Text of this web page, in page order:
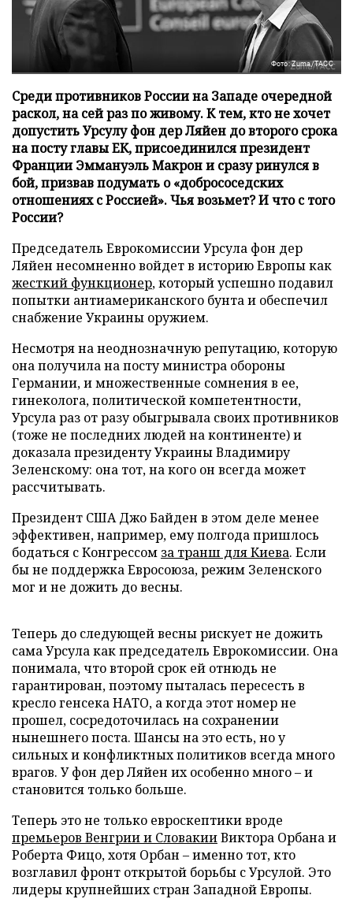
Фото: Zuma/ТАСС
Среди противников России на Западе очередной
раскол, на сей раз по живому. К тем, кто не хочет
допустить Урсулу фон дер Ляйен до второго срока
на посту главы ЕК, присоединился президент
Франции Эммануэль Макрон и сразу ринулся в
бой, призвав подумать о «добрососедских
отношениях с Россией». Чья возьмет? И что с того
России?
Председатель Еврокомиссии Урсула фон дер
Ляйен несомненно войдет в историю Европы как
жесткий функционер, который успешно подавил
попытки антиамериканского бунта и обеспечил
снабжение Украины оружием.
Несмотря на неоднозначную репутацию, которую
она получила на посту министра обороны
Германии, и множественные сомнения в ее,
гинеколога, политической компетентности,
Урсула раз от разу обыгрывала своих противников
(тоже не последних людей на континенте) и
доказала президенту Украины Владимиру
Зеленскому: она тот, на кого он всегда может
рассчитывать.
Президент США Джо Байден в этом деле менее
эффективен, например, ему полгода пришлось
бодаться с Конгрессом за транш для Киева. Если
бы не поддержка Евросоюза, режим Зеленского
мог и не дожить до весны.
Теперь до следующей весны рискует не дожить
сама Урсула как председатель Еврокомиссии. Она
понимала, что второй срок ей отнюдь не
гарантирован, поэтому пыталась пересесть в
кресло генсека НАТО, а когда этот номер не
прошел, сосредоточилась на сохранении
нынешнего поста. Шансы на это есть, но у
сильных и конфликтных политиков всегда много
врагов. У фон дер Ляйен их особенно много – и
становится только больше.
Теперь это не только евроскептики вроде
премьеров Венгрии и СловакииВиктора Орбана и
Роберта Фицо, хотя Орбан – именно тот, кто
возглавил фронт открытой борьбы с Урсулой. Это
лидеры крупнейших стран Западной Европы.